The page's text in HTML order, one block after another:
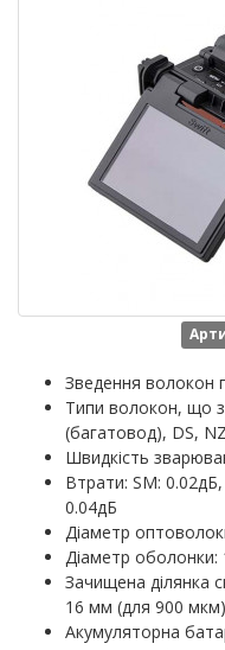
Зведення волокон
Типи волокон, що
(багатовод), DS,
Швидкість
Втрати: SM:
0.04дБ
Діаметр
Діаметр
Зачищена ділянка
16 мм (для 900 мкм)
Акумуляторна